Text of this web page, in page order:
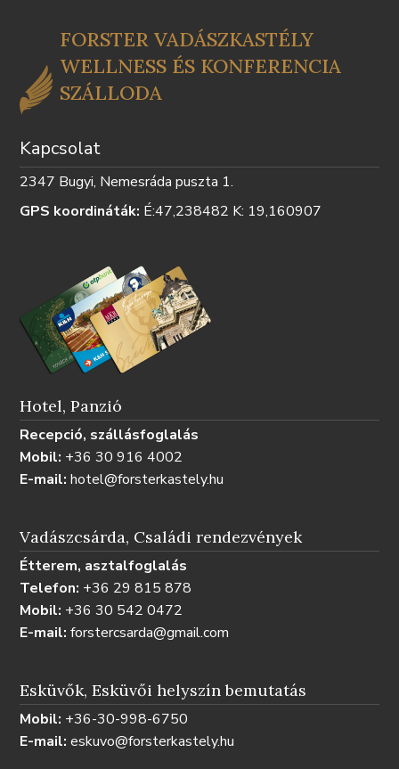
FORSTER VADÁSZKASTÉLY
WELLNESS ÉS KONFERENCIA
SZÁLLODA
Kapcsolat
2347 Bugyi, Nemesráda puszta 1.
GPS koordináták: É:47,238482 K: 19,160907
Hotel, Panzió
Recepció, szállásfoglalás
Mobil: +36 30 916 4002
E-mail: hotel@forsterkastely.hu
Vadászcsárda, Családi rendezvények
Étterem, asztalfoglalás
Telefon: +36 29 815 878
Mobil: +36 30 542 0472
E-mail: forstercsarda@gmail.com
Esküvők, Esküvői helyszín bemutatás
Mobil: +36-30-998-6750
E-mail: eskuvo@forsterkastely.hu